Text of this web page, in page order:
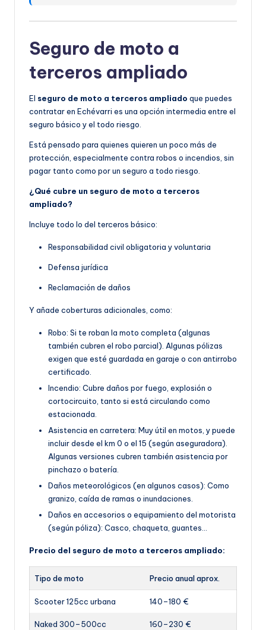
Seguro de moto a
terceros ampliado
El seguro de moto a terceros ampliado que puedes
contratar en Echévarri es una opción intermedia entre el
seguro básico y el todo riesgo.
Está pensado para quienes quieren un poco más de
protección, especialmente contra robos o incendios, sin
pagar tanto como por un seguro a todo riesgo.
¿Qué cubre un seguro de moto a terceros
ampliado?
Incluye todo lo del terceros básico:
Responsabilidad civil obligatoria y voluntaria
Defensa jurídica
Reclamación de daños
Y añade coberturas adicionales, como:
Robo: Si te roban la moto completa (algunas
también cubren el robo parcial). Algunas pólizas
exigen que esté guardada en garaje o con antirrobo
certificado.
Incendio: Cubre daños por fuego, explosión o
cortocircuito, tanto si está circulando como
estacionada.
Asistencia en carretera: Muy útil en motos, y puede
incluir desde el km 0 o el 15 (según aseguradora).
Algunas versiones cubren también asistencia por
pinchazo o batería.
Daños meteorológicos (en algunos casos): Como
granizo, caída de ramas o inundaciones.
Daños en accesorios o equipamiento del motorista
(según póliza): Casco, chaqueta, guantes…
Precio del seguro de moto a terceros ampliado:
Tipo de moto Precio anual aprox.
Scooter 125cc urbana 140–180 €
Naked 300–500cc 160–230 €